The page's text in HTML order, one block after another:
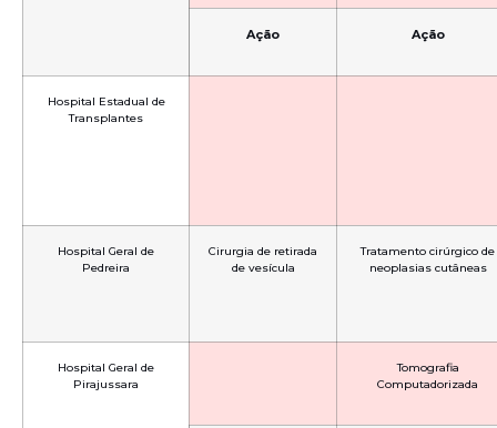
Ação Ação
Hospital Estadual de
Transplantes
Hospital Geral de
Pedreira
Cirurgia de retirada
de vesícula
Tratamento cirúrgico de
neoplasias cutâneas
Hospital Geral de
Pirajussara
Tomografia
Computadorizada